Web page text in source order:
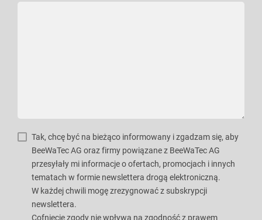
Tak, chcę być na bieżąco informowany i zgadzam się, aby
BeeWaTec AG oraz firmy powiązane z BeeWaTec AG
przesyłały mi informacje o ofertach, promocjach i innych
tematach w formie newslettera drogą elektroniczną.
W każdej chwili mogę zrezygnować z subskrypcji
newslettera.
Cofnięcie zgody nie wpływa na zgodność z prawem